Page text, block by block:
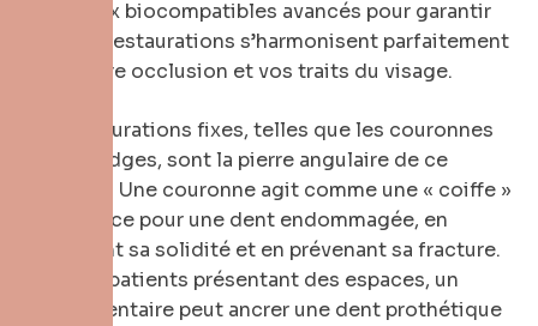
matériaux biocompatibles avancés pour garantir
que vos restaurations s’harmonisent parfaitement
avec votre occlusion et vos traits du visage.
Les restaurations fixes, telles que les couronnes
et les bridges, sont la pierre angulaire de ce
domaine. Une couronne agit comme une « coiffe »
protectrice pour une dent endommagée, en
restaurant sa solidité et en prévenant sa fracture.
Pour les patients présentant des espaces, un
bridge dentaire peut ancrer une dent prothétique